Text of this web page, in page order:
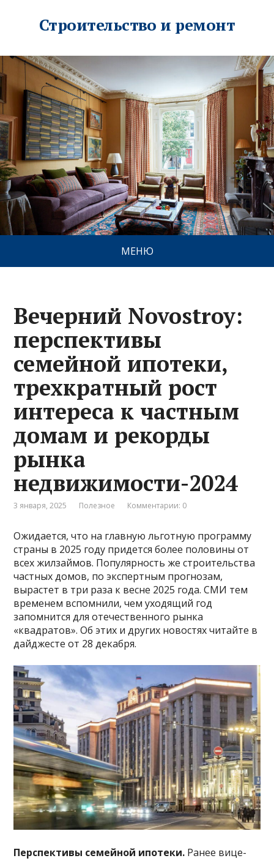
Строительство и ремонт
МЕНЮ
Вечерний Novostroy:
перспективы
семейной ипотеки,
трехкратный рост
интереса к частным
домам и рекорды
рынка
недвижимости-2024
3 января, 2025 Полезное Комментарии: 0
Ожидается, что на главную льготную программу
страны в 2025 году придется более половины от
всех жилзаймов. Популярность же строительства
частных домов, по экспертным прогнозам,
вырастет в три раза к весне 2025 года. СМИ тем
временем вспомнили, чем уходящий год
запомнится для отечественного рынка
«квадратов». Об этих и других новостях читайте в
дайджесте от 28 декабря.
Перспективы семейной ипотеки. Ранее вице-